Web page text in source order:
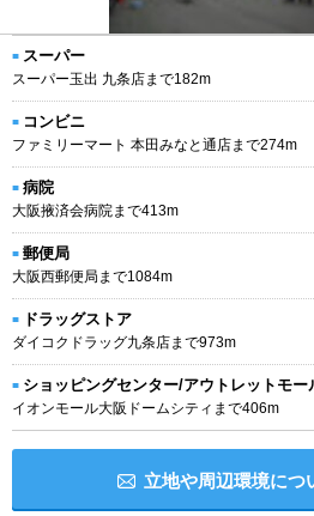
スーパー
スーパー玉出 九条店まで182m
コンビニ
ファミリーマート 本田みなと通店まで274m
病院
大阪掖済会病院まで413m
郵便局
大阪西郵便局まで1084m
ドラッグストア
ダイコクドラッグ九条店まで973m
ショッピングセンター/アウトレットモー
イオンモール大阪ドームシティまで406m
立地や周辺環境につ